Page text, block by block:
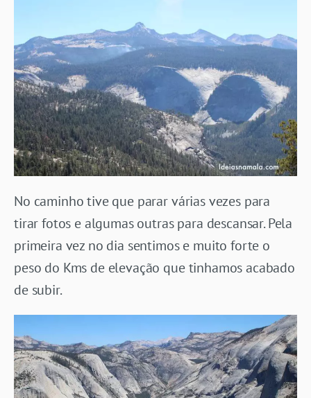
No caminho tive que parar várias vezes para
tirar fotos e algumas outras para descansar. Pela
primeira vez no dia sentimos e muito forte o
peso do Kms de elevação que tinhamos acabado
de subir.